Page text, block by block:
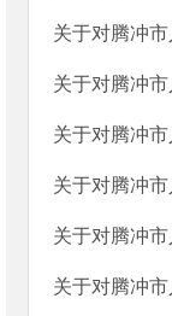
关于对腾冲
关于对腾冲
关于对腾冲
关于对腾冲
关于对腾冲
关于对腾冲